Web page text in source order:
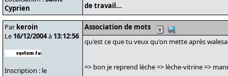
Cyprien
de travail...
Par keroin
Le 16/12/2004à 13:12:56
Inscription : le
Association de mots
qu'est ce que tu veux qu'on mette après walesa
=> bon je reprend lèche => lèche-vitrine =>